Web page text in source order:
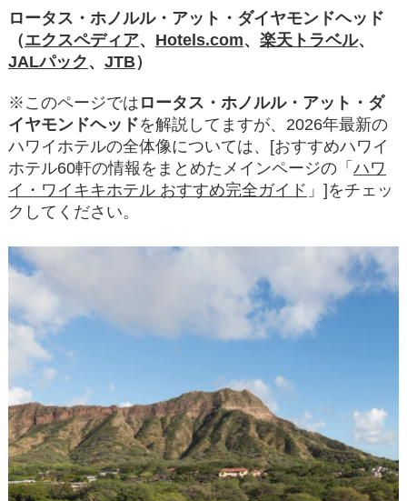
ロータス・ホノルル・アット・ダイヤモンドヘッド
（エクスペディア、 Hotels.com、 楽天トラベル、
JALパック 、 JTB）
※このページでは ロータス・ホノルル・アット・ダ
イヤモンドヘッドを解説してますが、2026年最新の
ハワイホテルの全体像については、[おすすめハワイ
ホテル60軒の情報をまとめたメインページの「 ハワ
イ・ワイキキホテル おすすめ完全ガイド 」]をチェッ
クしてください。